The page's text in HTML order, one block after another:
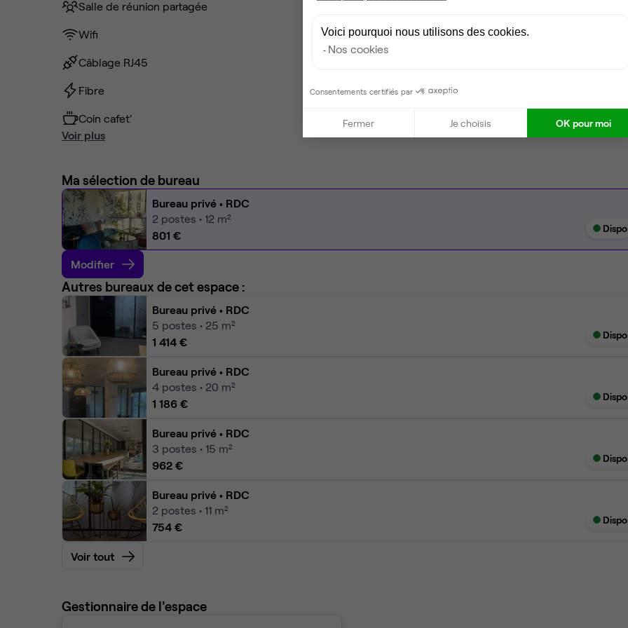
Salle de réunion partagée
Wifi
Câblage RJ45
Fibre
Coin cafet'
Espace d'attente
Ménage
Tables / chaises
Voir plus
Ma sélection de bureau
Bureau privé • RDC
2 postes • 12 m²
801 €
Dispo
Modifier
Autres bureaux de cet espace :
Bureau privé • RDC
5 postes • 25 m²
1 414 €
Dispo
Bureau privé • RDC
4 postes • 20 m²
1 186 €
Dispo
Bureau privé • RDC
3 postes • 15 m²
962 €
Dispo
Bureau privé • RDC
2 postes • 11 m²
754 €
Dispo
Voir tout
Gestionnaire de l'espace
Voici pourquoi nous utilisons des cookies.
Nos cookies
Consentements certifiés par
Fermer Je choisis OK pour moi